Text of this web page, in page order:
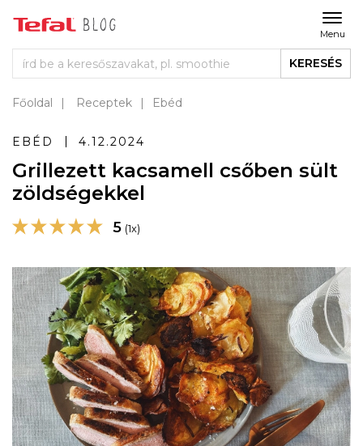
Menu
KERESÉS
Főoldal Receptek Ebéd
EBÉD 4.12.2024
Grillezett kacsamell csőben sült
zöldségekkel
5 (1x)